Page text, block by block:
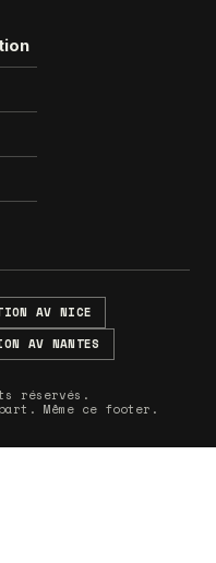
AV NICE
AV NANTES
réservés.
Même ce footer.